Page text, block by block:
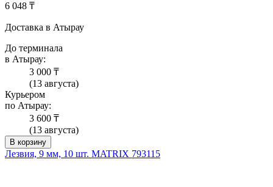
6 048 ₸
Доставка в Атырау
До терминала
в Атырау:
3 000 ₸
(13 августа)
Курьером
по Атырау:
3 600 ₸
(13 августа)
В корзину
Лезвия, 9 мм, 10 шт. MATRIX 793115